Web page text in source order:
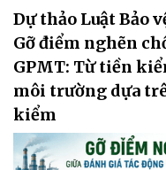
Dự thảo Luật Bảo
Gỡ điểm nghẽn
GPMT: Từ tiền
môi trường dựa
kiểm